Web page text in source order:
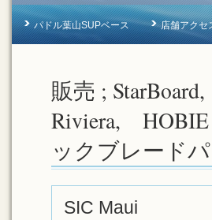
パドル葉山SUPベース 店舗アクセ
販売 ;
Riviera,
ックブレード
SIC Maui